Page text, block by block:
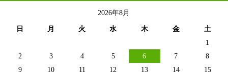
2026年8月
日 月 火 水 木 金
土
1
2
3 4 5 6 7
8
9
10 11 12 13 14 15